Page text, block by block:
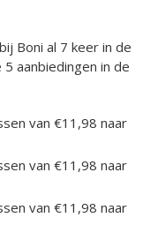
Boni al 7 keer in de
aanbiedingen in de
van €11,98 naar
van €11,98 naar
van €11,98 naar